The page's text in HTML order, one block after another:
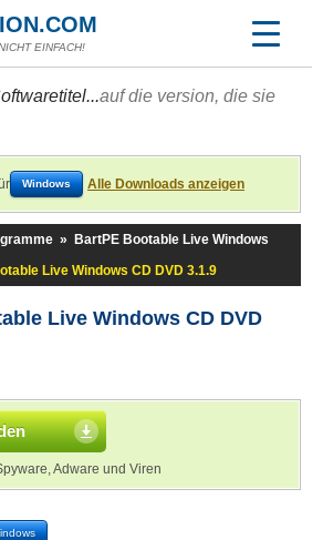
EINFACH!
auf die version, die sie
Windows Alle Downloads anzeigen
»
BartPE Bootable Live Windows
Live Windows CD DVD 3.1.9
Live Windows CD DVD
Adware und Viren